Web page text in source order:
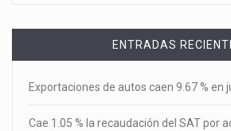
ENTRADAS
Exportaciones de autos caen 9.67 % en
Cae 1.05 % la recaudación del SAT por